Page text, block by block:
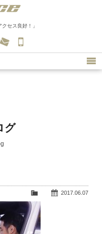
セス良好！」
0139
集
グ
2017.06.07